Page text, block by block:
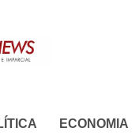
ECONOMIA